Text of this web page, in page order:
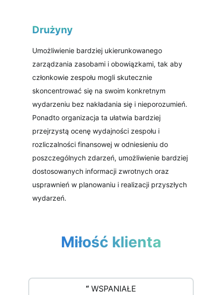
Drużyny
Umożliwienie bardziej ukierunkowanego
zarządzania zasobami i obowiązkami, tak aby
członkowie zespołu mogli skutecznie
skoncentrować się na swoim konkretnym
wydarzeniu bez nakładania się i nieporozumień.
Ponadto organizacja ta ułatwia bardziej
przejrzystą ocenę wydajności zespołu i
rozliczalności finansowej w odniesieniu do
poszczególnych zdarzeń, umożliwienie bardziej
dostosowanych informacji zwrotnych oraz
usprawnień w planowaniu i realizacji przyszłych
wydarzeń.
Miłość klienta
“ WSPANIAŁE